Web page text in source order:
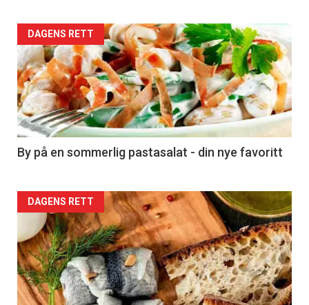
Forsiden
akkurat
nå
-
5
DAGENS RETT
By på en sommerlig pastasalat - din nye favoritt
Forsiden
akkurat
nå
-
DAGENS RETT